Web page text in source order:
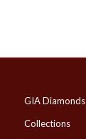
GIA Diamonds
Collections